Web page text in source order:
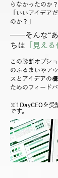
らなかったのか？
「いいアイデア
のか？」
──そんな“あ
ちは 「見える
この診断オプシ
のふるまいやア
スとアイデアの
ためのフィード
※1DayCEOを受
です。